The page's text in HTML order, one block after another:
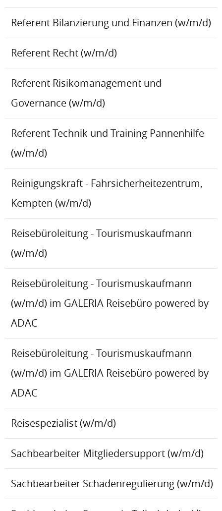
Referent Bilanzierung und Finanzen (w/m/d)
Referent Recht (w/m/d)
Referent Risikomanagement und
Governance (w/m/d)
Referent Technik und Training Pannenhilfe
(w/m/d)
Reinigungskraft - Fahrsicherheitezentrum,
Kempten (w/m/d)
Reisebüroleitung - Tourismuskaufmann
(w/m/d)
Reisebüroleitung - Tourismuskaufmann
(w/m/d) im GALERIA Reisebüro powered by
ADAC
Reisebüroleitung - Tourismuskaufmann
(w/m/d) im GALERIA Reisebüro powered by
ADAC
Reisespezialist (w/m/d)
Sachbearbeiter Mitgliedersupport (w/m/d)
Sachbearbeiter Schadenregulierung (w/m/d)